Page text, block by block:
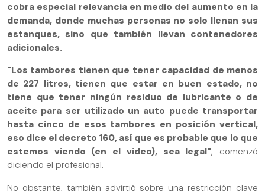
cobra especial relevancia en medio del aumento en la
demanda, donde muchas personas no solo llenan sus
estanques, sino que también llevan contenedores
adicionales.
"Los tambores tienen que tener capacidad de menos
de 227 litros, tienen que estar en buen estado, no
tiene que tener ningún residuo de lubricante o de
aceite para ser utilizado un auto puede transportar
hasta cinco de esos tambores en posición vertical,
eso dice el decreto 160, así que es probable que lo que
estemos viendo (en el video), sea legal", comenzó
diciendo el profesional.
No obstante, también advirtió sobre una restricción clave